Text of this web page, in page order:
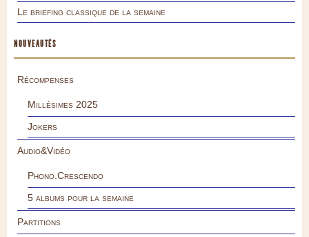
Le briefing classique de la semaine
NOUVEAUTÉS
Récompenses
Millésimes 2025
Jokers
Audio&Vidéo
Phono.Crescendo
5 albums pour la semaine
Partitions